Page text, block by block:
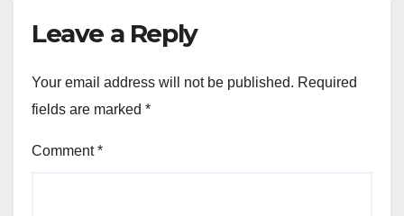
Leave a Reply
Your email address will not be published. Required
fields are marked *
Comment*